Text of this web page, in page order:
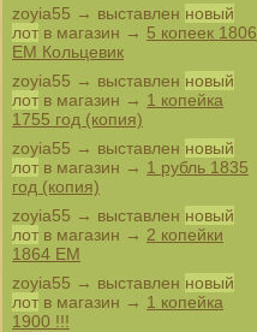
zoyia55 → выставлен новый
лот в магазин → 5 копеек 1806
ЕМ Кольцевик
zoyia55 → выставлен новый
лот в магазин → 1 копейка
1755 год (копия)
zoyia55 → выставлен новый
лот в магазин → 1 рубль 1835
год (копия)
zoyia55 → выставлен новый
лот в магазин → 2 копейки
1864 ЕМ
zoyia55 → выставлен новый
лот в магазин → 1 копейка
1900 !!!